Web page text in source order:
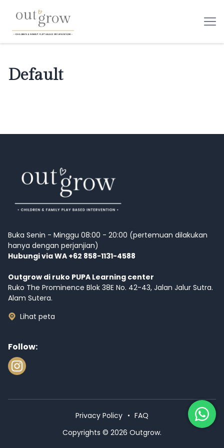
Default
Buka Senin - Minggu 08:00 - 20:00 (pertemuan dilakukan
hanya dengan perjanjian)
Hubungi via WA +62 858-1131-4588
Outgrow di ruko PUPA Learning center
Ruko The Prominence Blok 38E No. 42-43, Jalan Jalur Sutra.
Alam Sutera.
Lihat peta
Follow:
Privacy Policy
FAQ
Copyrights © 2026 Outgrow.